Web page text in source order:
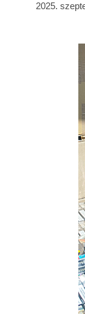
2025.